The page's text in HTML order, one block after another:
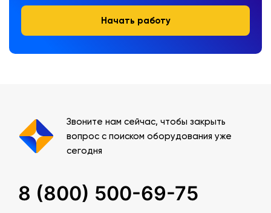
Начать работу
Звоните нам сейчас, чтобы закрыть
вопрос с поиском оборудования уже
сегодня
8 (800) 500-69-75